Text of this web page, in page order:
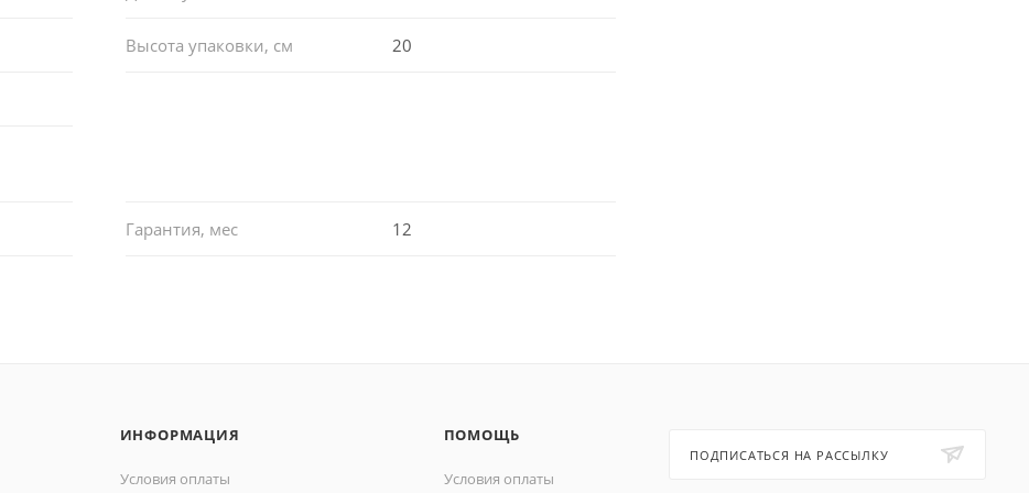
Высота упаковки, см 20
Гарантия, мес 12
ИНФОРМАЦИЯ
Условия оплаты
ПОМОЩЬ
Условия оплаты
ПОДПИСАТЬСЯ НА РАССЫЛКУ